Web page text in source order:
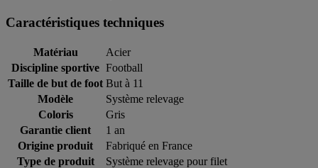
Caractéristiques techniques
Matériau
Acier
Discipline sportive Football
Taille de but de foot But à 11
Modèle
Système relevage
Coloris
Gris
Garantie client
1 an
Origine produit
Fabriqué en France
Type de produit
Système relevage pour filet